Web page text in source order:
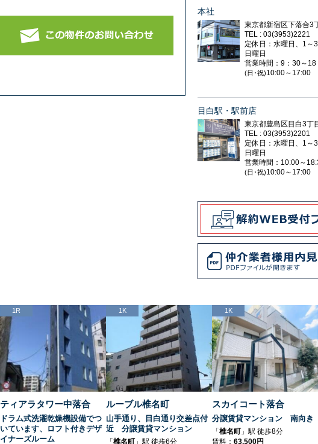
本社
東京都新宿区下落合3
TEL : 03(3953)2221
定休日：水曜日、1～
日曜日
営業時間：9：30～18
(日･祝)10:00～17:00
目白駅・駅前店
東京都豊島区目白3丁
TEL : 03(3953)2201
定休日：水曜日、1～
日曜日
営業時間：10:00～
(日･祝)10:00～17:00
1R
ティアラタワー中落合
ドラム式洗濯乾燥機設備でつ
いています、ロフト付きデザ
イナーズルーム
1K
ルーブル椎名町
山手通り、目白通り交差点付
近 分譲賃貸マンション
「 椎名町 」駅 徒歩6分
1K
スカイコート落合
分譲賃貸マンション 南向き
「 椎名町 」駅 徒歩8分
賃料： 63,500円